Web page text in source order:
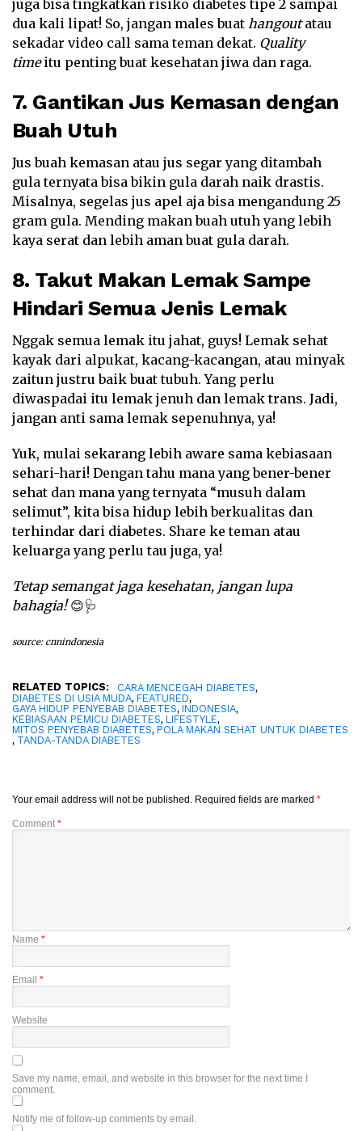
juga bisa tingkatkan risiko diabetes tipe 2 sampai
dua kali lipat! So, jangan males buat hangoutatau
sekadar video call sama teman dekat. Quality
timeitu penting buat kesehatan jiwa dan raga.
7. Gantikan Jus Kemasan dengan
Buah Utuh
Jus buah kemasan atau jus segar yang ditambah
gula ternyata bisa bikin gula darah naik drastis.
Misalnya, segelas jus apel aja bisa mengandung 25
gram gula. Mending makan buah utuh yang lebih
kaya serat dan lebih aman buat gula darah.
8. Takut Makan Lemak Sampe
Hindari Semua Jenis Lemak
Nggak semua lemak itu jahat, guys! Lemak sehat
kayak dari alpukat, kacang-kacangan, atau minyak
zaitun justru baik buat tubuh. Yang perlu
diwaspadai itu lemak jenuh dan lemak trans. Jadi,
jangan anti sama lemak sepenuhnya, ya!
Yuk, mulai sekarang lebih aware sama kebiasaan
sehari-hari! Dengan tahu mana yang bener-bener
sehat dan mana yang ternyata “musuh dalam
selimut”, kita bisa hidup lebih berkualitas dan
terhindar dari diabetes. Share ke teman atau
keluarga yang perlu tau juga, ya!
Tetap semangat jaga kesehatan, jangan lupa
bahagia!😊🩺
source: cnnindonesia
RELATED TOPICS: CARA MENCEGAH DIABETES,
DIABETES DI USIA MUDA, FEATURED,
GAYA HIDUP PENYEBAB DIABETES, INDONESIA,
KEBIASAAN PEMICU DIABETES, LIFESTYLE,
MITOS PENYEBAB DIABETES, POLA MAKAN SEHAT UNTUK DIABETES
, TANDA-TANDA DIABETES
Your email address will not be published. Required fields are marked *
Comment *
Name *
Email *
Website
Save my name, email, and website in this browser for the next time I
comment.
Notify me of follow-up comments by email.